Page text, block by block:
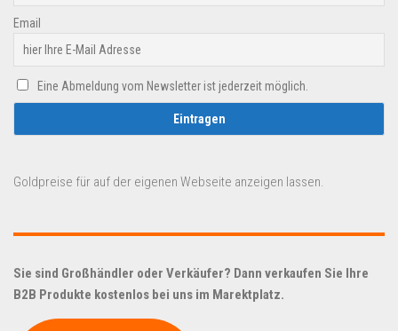
Email
Eine Abmeldung vom Newsletter ist jederzeit möglich.
Goldpreise für auf der eigenen Webseite anzeigen lassen.
Sie sind Großhändler oder Verkäufer? Dann verkaufen Sie Ihre
B2B Produkte kostenlos bei uns im Marektplatz.